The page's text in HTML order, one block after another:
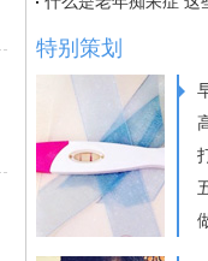
特别策划